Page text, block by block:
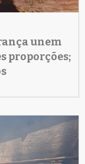
unem
proporções;